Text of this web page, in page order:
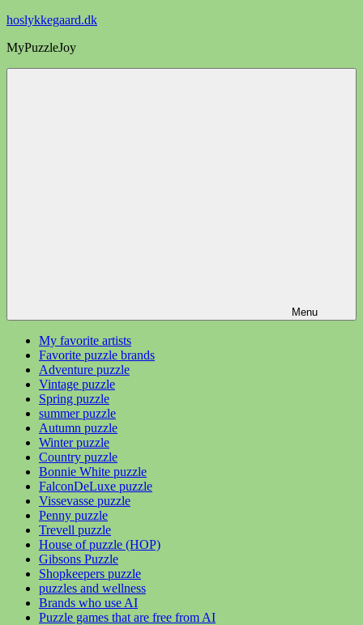
Videre
indhold
hoslykkegaard.dk
MyPuzzleJoy
Menu
My favorite artists
Favorite puzzle brands
Adventure puzzle
Vintage puzzle
Spring puzzle
summer puzzle
Autumn puzzle
Winter puzzle
Country puzzle
Bonnie White puzzle
FalconDeLuxe puzzle
Vissevasse puzzle
Penny puzzle
Trevell puzzle
House of puzzle (HOP)
Gibsons Puzzle
Shopkeepers puzzle
puzzles and wellness
Brands who use AI
Puzzle games that are free from AI